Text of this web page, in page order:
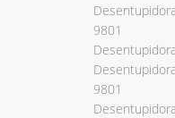
9801
9801